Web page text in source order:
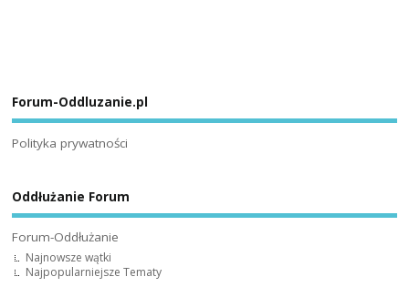
Forum-Oddluzanie.pl
Polityka prywatności
Oddłużanie Forum
Forum-Oddłużanie
Najnowsze wątki
Najpopularniejsze Tematy